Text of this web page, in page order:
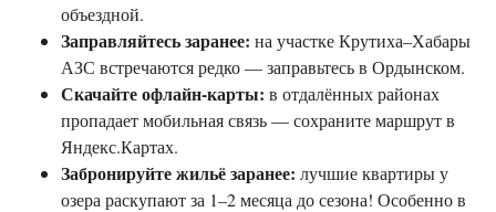
объездной.
Заправляйтесь заранее: на участке Крутиха–Хабары
АЗС встречаются редко — заправьтесь в Ордынском.
Скачайте офлайн-карты: в отдалённых районах
пропадает мобильная связь — сохраните маршрут в
Яндекс.Картах.
Забронируйте жильё заранее: лучшие квартиры у
озера раскупают за 1–2 месяца до сезона! Особенно в